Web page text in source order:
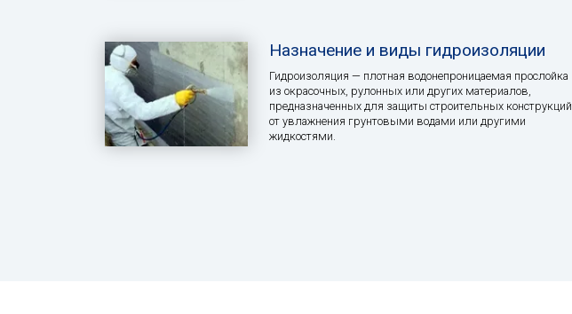
Назначение и виды гидроизоляции
Гидроизоляция — плотная водонепроницаемая прослойка
из окрасочных, рулонных или других материалов,
предназначенных для защиты строительных конструкций
от увлажнения грунтовыми водами или другими
жидкостями.